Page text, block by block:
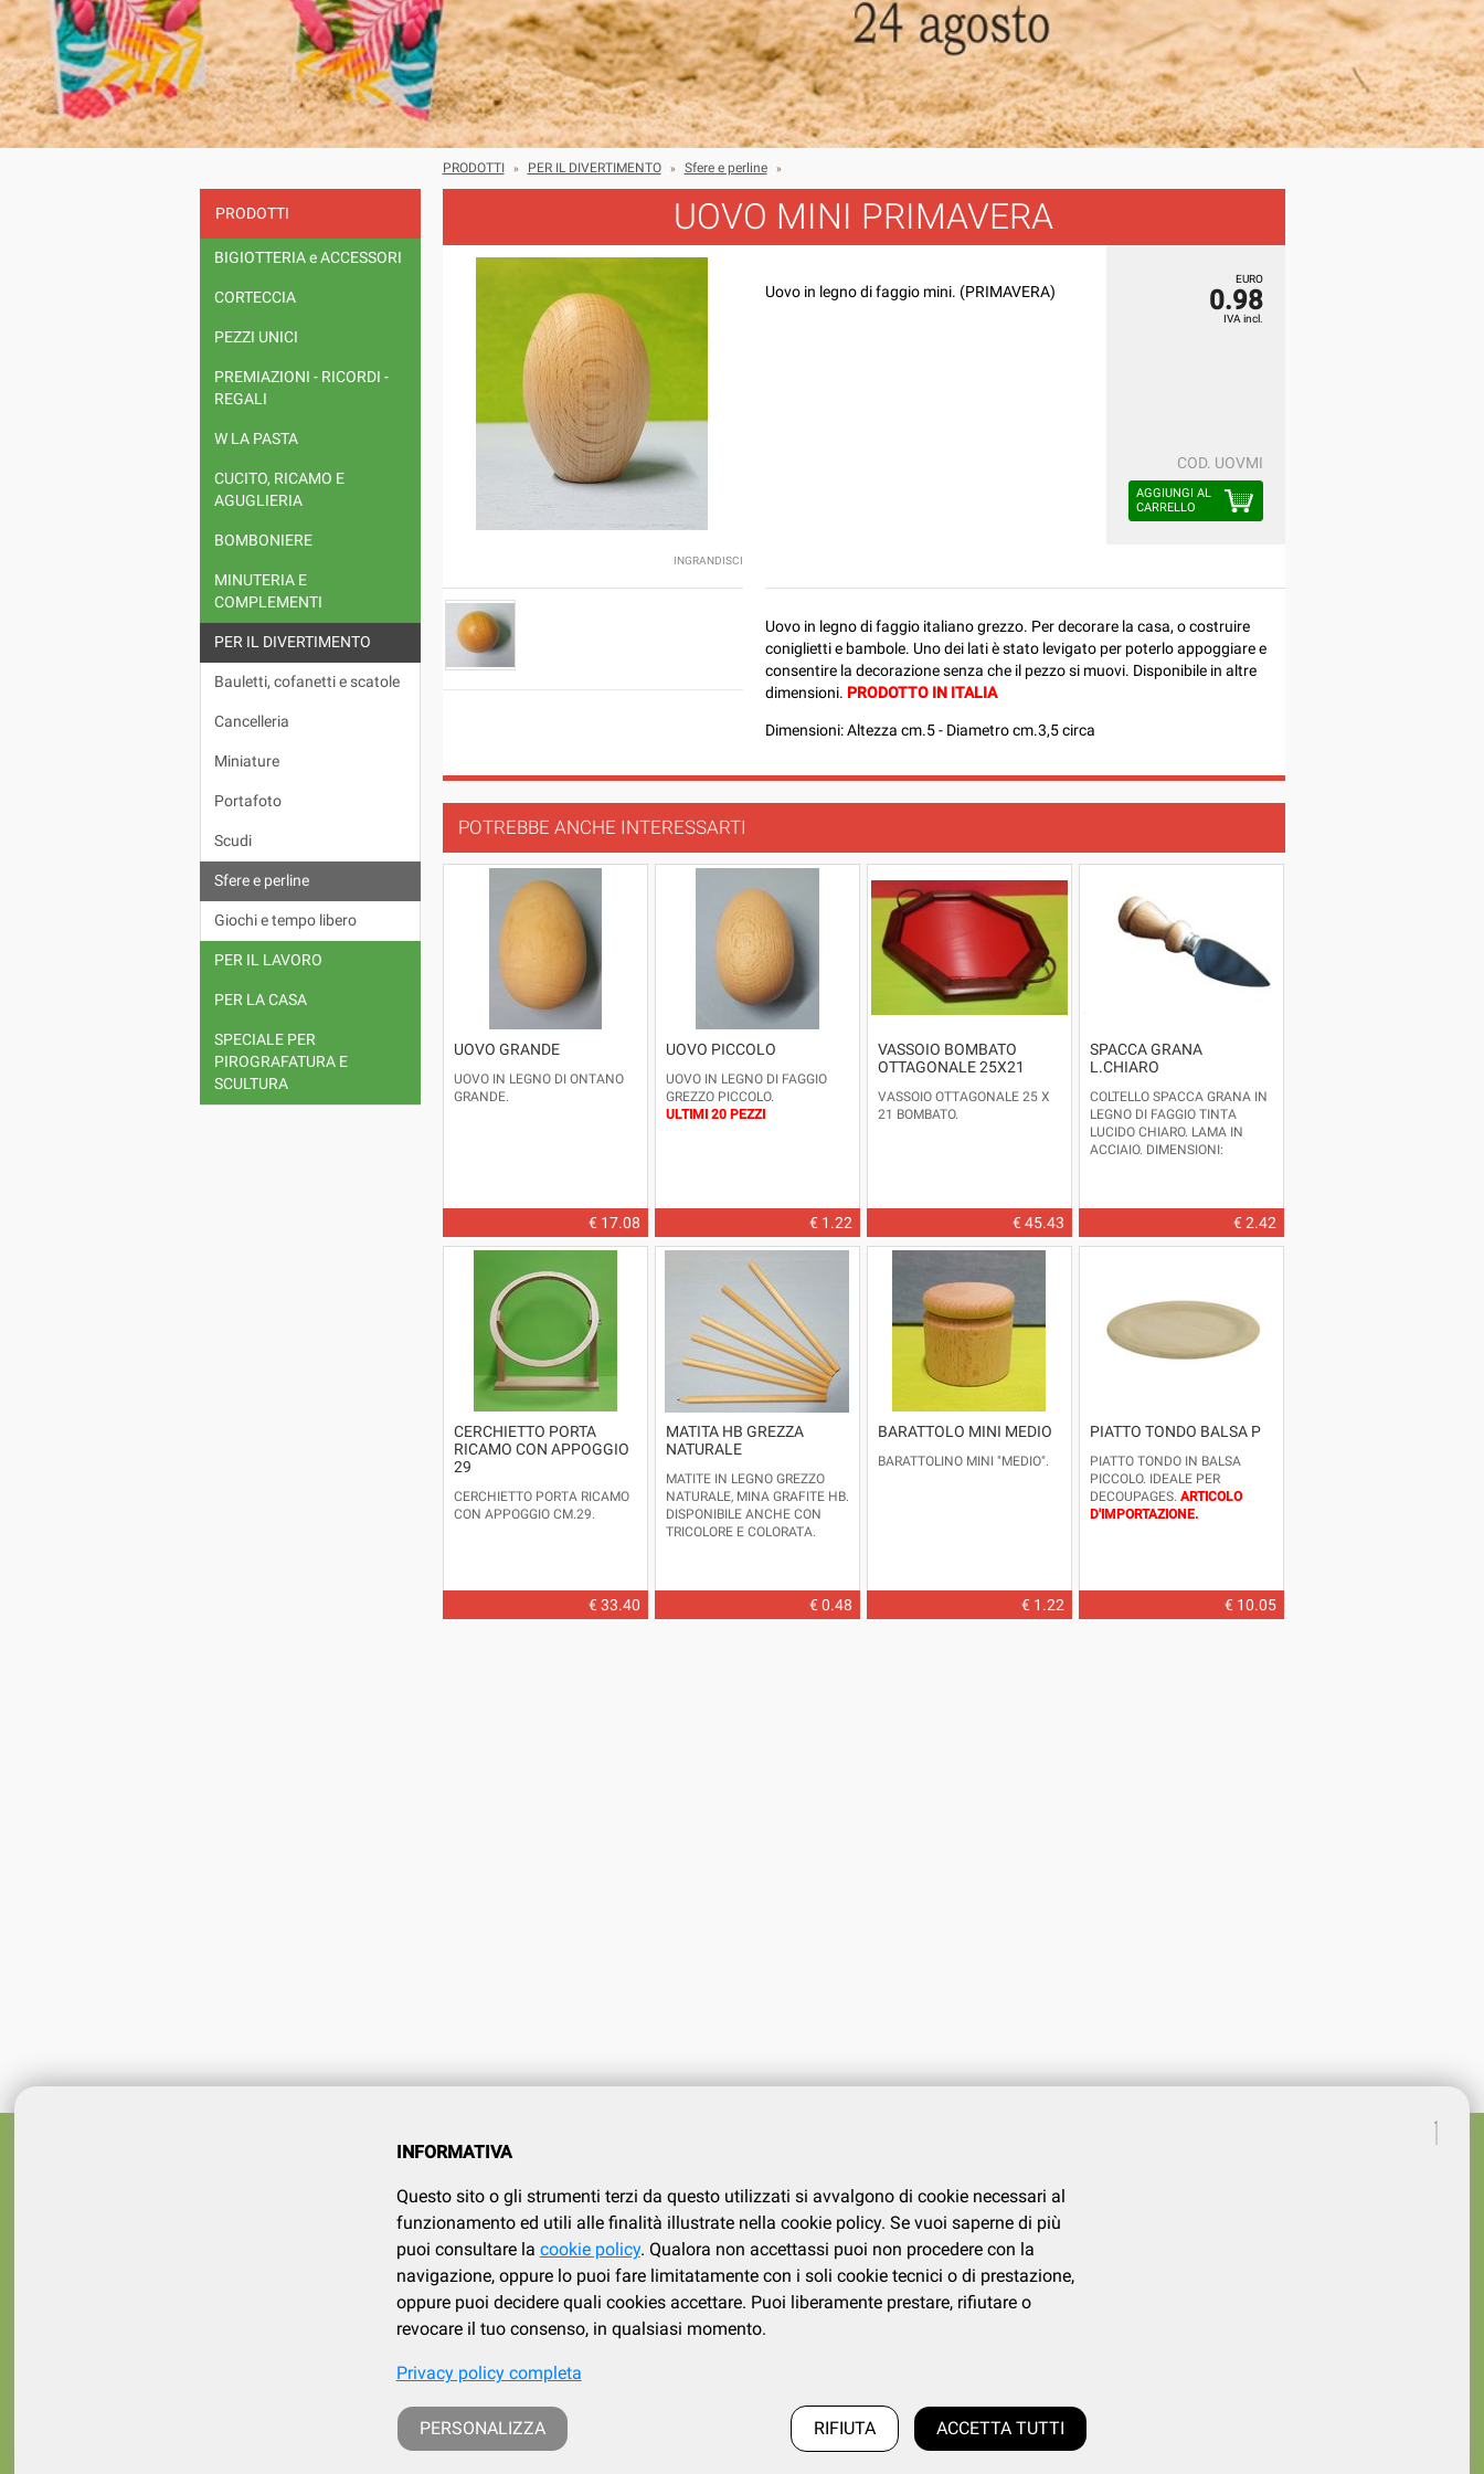
PRODOTTI
BIGIOTTERIA e ACCESSORI
CORTECCIA
PEZZI UNICI
PREMIAZIONI - RICORDI -
REGALI
W LA PASTA
CUCITO, RICAMO E
AGUGLIERIA
BOMBONIERE
MINUTERIA E
COMPLEMENTI
PER IL DIVERTIMENTO
Bauletti, cofanetti e scatole
Cancelleria
Miniature
Portafoto
Scudi
Sfere e perline
Giochi e tempo libero
PER IL LAVORO
PER LA CASA
SPECIALE PER
PIROGRAFATURA E
SCULTURA
PRODOTTI » PER IL DIVERTIMENTO » Sfere e perline »
UOVO MINI PRIMAVERA
INGRANDISCI
Uovo in legno di faggio mini. (PRIMAVERA)
EURO
0.98
IVA incl.
COD. UOVMI
AGGIUNGI AL
CARRELLO
Uovo in legno di faggio italiano grezzo. Per decorare la casa, o costruire
coniglietti e bambole. Uno dei lati è stato levigato per poterlo appoggiare e
consentire la decorazione senza che il pezzo si muovi. Disponibile in altre
dimensioni. PRODOTTO IN ITALIA
Dimensioni: Altezza cm.5 - Diametro cm.3,5 circa
POTREBBE ANCHE INTERESSARTI
UOVO GRANDE
UOVO IN LEGNO DI ONTANO
GRANDE.
€ 17.08
UOVO PICCOLO
UOVO IN LEGNO DI FAGGIO
GREZZO PICCOLO.
ULTIMI 20 PEZZI
€ 1.22
VASSOIO BOMBATO
OTTAGONALE 25X21
VASSOIO OTTAGONALE 25 X
21 BOMBATO.
€ 45.43
SPACCA GRANA
L.CHIARO
COLTELLO SPACCA GRANA IN
LEGNO DI FAGGIO TINTA
LUCIDO CHIARO. LAMA IN
ACCIAIO. DIMENSIONI:
€ 2.42
CERCHIETTO PORTA
RICAMO CON APPOGGIO
29
CERCHIETTO PORTA RICAMO
CON APPOGGIO CM.29.
€ 33.40
MATITA HB GREZZA
NATURALE
MATITE IN LEGNO GREZZO
NATURALE, MINA GRAFITE HB.
DISPONIBILE ANCHE CON
TRICOLORE E COLORATA.
DIMENSIONI: LUNGHEZZA
CM.17,5
€ 0.48
BARATTOLO MINI MEDIO
BARATTOLINO MINI "MEDIO".
€ 1.22
PIATTO TONDO BALSA P
PIATTO TONDO IN BALSA
PICCOLO. IDEALE PER
DECOUPAGES. ARTICOLO
D'IMPORTAZIONE.
€ 10.05
SERVIZIO CLIENTI
Contatti
Privacy
Cookies policy
Frazione Fila, 106/c, Loc. Trivero, 13835 Valdilana (BI) | tel. 015.737.634
p. iva / cod.fiscale : IT 02339730026 - iscrizione al registro Imprese di Biella e Vercelli: 02339730026
iscritta al REA presso la CCIAA di Biella al numero BI 186883, Capitale Sociale i.v.: euro 10.000,00
INFORMATIVA
Questo sito o gli strumenti terzi da questo utilizzati si avvalgono di cookie necessari al
funzionamento ed utili alle finalità illustrate nella cookie policy. Se vuoi saperne di più
puoi consultare la cookie policy. Qualora non accettassi puoi non procedere con la
navigazione, oppure lo puoi fare limitatamente con i soli cookie tecnici o di prestazione,
oppure puoi decidere quali cookies accettare. Puoi liberamente prestare, rifiutare o
revocare il tuo consenso, in qualsiasi momento.
Privacy policy completa
PERSONALIZZA RIFIUTA ACCETTA TUTTI